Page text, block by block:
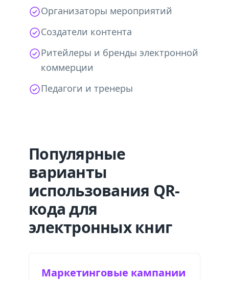
Организаторы мероприятий
Создатели контента
Ритейлеры и бренды электронной
коммерции
Педагоги и тренеры
Популярные
варианты
использования QR-
кода для
электронных книг
Маркетинговые кампании